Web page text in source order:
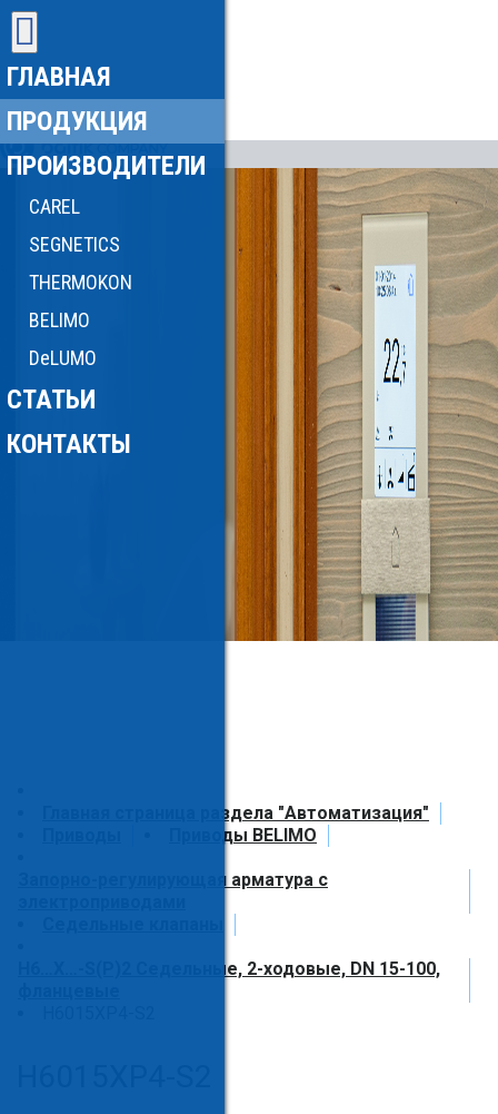
ГЛАВНАЯ
ПРОДУКЦИЯ
ПРОИЗВОДИТЕЛИ
CAREL
SEGNETICS
THERMOKON
BELIMO
DeLUMO
СТАТЬИ
КОНТАКТЫ
Главная страница раздела "Автоматизация"
Приводы BELIMO
Запорно-регулирующая арматура с
H6…X…-S(P)2 Седельные, 2-ходовые, DN 15-100,